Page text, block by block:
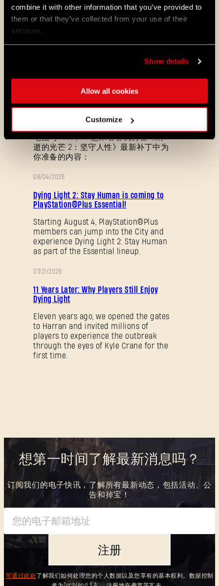
combine it with other information that you’ve provided to
them or that they’ve collected from your use of their
services.
Show details
Allow all cookies
Customize
说
Update 1.29 - Summer of Enhancements
维勒多正迎来全新演变，更快的升级进
度系统能让你更快解锁技能。尽早体验
地图与 Mod。一起来看看我们在《消
逝的光芒 2：坚守人性》最新补丁中为
你准备的内容：
08/04/2026
Dying Light 2: Stay Human is coming to
PlayStation®Plus Essential!
Starting August 4, PlayStation®Plus
members can jump into the City and
experience Dying Light 2: Stay Human
as part of the Essential lineup.
07/21/2026
11 Years Later: Why Players Still Enjoy
Dying Light
Eleven years ago, we opened the gates
to Harran and invited millions of
players to experience the outbreak
through the eyes of Kyle Crane for the
first time.
想第一时间了解最新消息吗？
订阅我们的电子快讯，了解所有最新动态，包括活动、公
告和掉宝！
注册
可通过此处了解我们如何处理您的个人数据以及您享有的基本权利。数据控制
忘记密码？
刚来到Dying Light Outpost？创建账号